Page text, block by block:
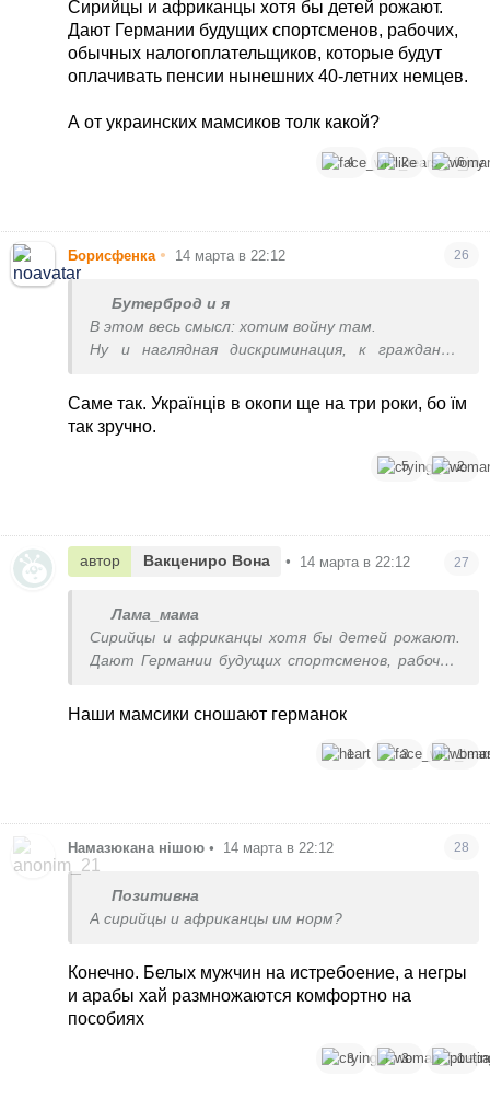
Сирийцы и африканцы хотя бы детей рожают.
Дают Германии будущих спортсменов, рабочих,
обычных налогоплательщиков, которые будут
оплачивать пенсии нынешних 40-летних немцев.
А от украинских мамсиков толк какой?
4 2 6
Борисфенка • 14 марта в 22:12 26
Бутерброд и я
В этом весь смысл: хотим войну там.
Ну и наглядная дискриминация, к гражданам
Саме так. Українців в окопи ще на три роки, бо їм
так зручно.
5 2
автор Вакцениро Вона • 14 марта в 22:12 27
Лама_мама
Сирийцы и африканцы хотя бы детей рожают.
Дают Германии будущих спортсменов, рабочих,
А от украинских мамсиков толк какой?
Наши мамсики сношают германок
1 3 1
Намазюкана нішою • 14 марта в 22:12 28
Позитивна
А сирийцы и африканцы им норм?
Конечно. Белых мужчин на истребоение, а негры
и арабы хай размножаются комфортно на
пособиях
3 3 1